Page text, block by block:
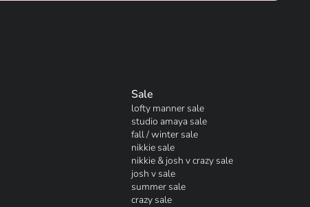
Sale
lofty manner sale
studio amaya sale
fall / winter sale
nikkie sale
nikkie & josh v crazy sale
josh v sale
summer sale
crazy sale